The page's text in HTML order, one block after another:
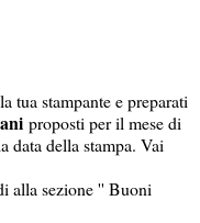
tua stampante e preparati
proposti per il mese di
data della stampa. Vai
alla sezione '' Buoni